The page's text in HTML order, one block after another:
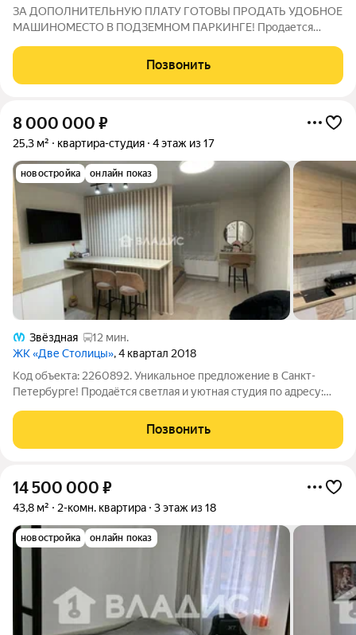
ЗА ДОПОЛНИТЕЛЬНУЮ ПЛАТУ ГОТОВЫ ПРОДАТЬ УДОБНОЕ
МАШИНОМЕСТО В ПОДЗЕМНОМ ПАРКИНГЕ! Продается
расположен в развитом престижном Московском районе г.
Санкт-Петербурга. Локация одна из лучших в городе,
Позвонить
8 000 000 ₽
25,3 м² квартира-студия 4 этаж из 17
новостройка онлайн показ
Звёздная
12 мин.
ЖК «Две Столицы», 4 квартал 2018
Код объекта: 2260892. Уникальное предложение в Санкт-
Петербурге! Продаётся светлая и уютная студия по адресу:
для молодых специалистов, так и для студентов, а также
может быть выгодным
Позвонить
14 500 000 ₽
43,8 м² 2-комн. квартира 3 этаж из 18
новостройка онлайн показ